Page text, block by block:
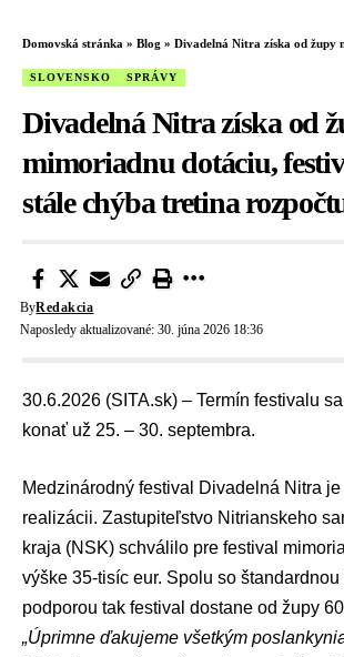
Domovská stránka » Blog » Divadelná Nitra získa od župy mimoriadnu dotáciu,
SLOVENSKO SPRÁVY
Divadelná Nitra získa od
mimoriadnu dotáciu,
stále chýba tretina
Naposledy aktualizované: 30. júna 2026 18:36
ByRedakcia
30.6.2026 (SITA.sk) – Termín festivalu
konať už 25. – 30. septembra.
Medzinárodný festival Divadelná Nitra
realizácii. Zastupiteľstvo Nitrianskeho
kraja (NSK) schválilo pre festival
výške 35-tisíc eur. Spolu so
podporou tak festival dostane od župy
„Úprimne ďakujeme všetkým